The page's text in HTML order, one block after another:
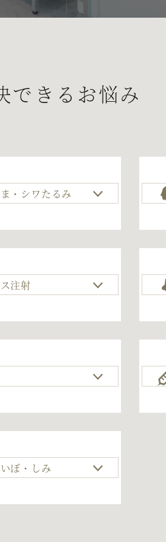
できるお悩み
・シワたるみ
注射
ぼ・しみ